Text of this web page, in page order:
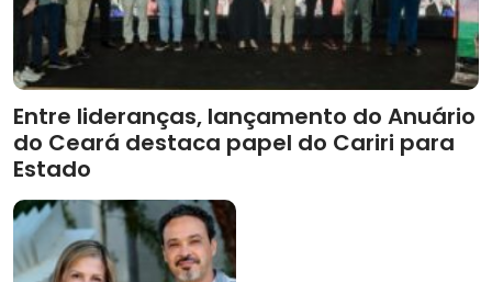
Entre lideranças, lançamento do Anuário
do Ceará destaca papel do Cariri para
Estado